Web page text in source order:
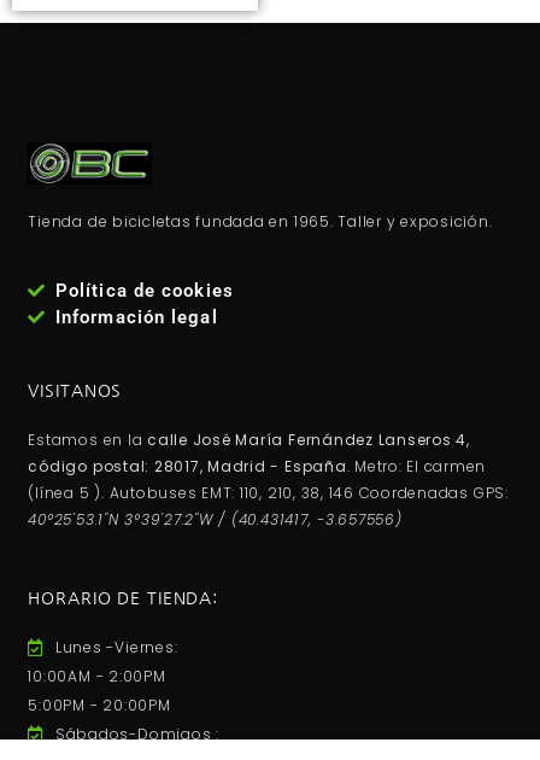
Tienda de bicicletas fundada en 1965. Taller y exposición.
Política de cookies
Información legal
VISITANOS
Estamos en la calle José María Fernández Lanseros 4,
código postal: 28017, Madrid - España. Metro: El carmen
(línea 5 ). Autobuses EMT: 110, 210, 38, 146 Coordenadas GPS:
40°25'53.1"N 3°39'27.2"W / (40.431417, -3.657556)
HORARIO DE TIENDA:
Lunes -Viernes:
10:00AM - 2:00PM
5:00PM - 20:00PM
Sábados-Domigos :